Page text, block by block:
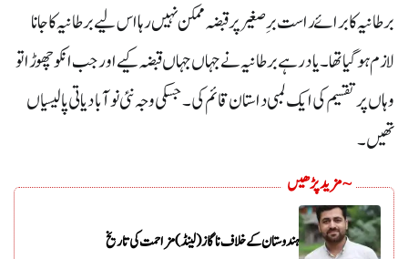
برطانیہ کا برائے راست برِصغیر پر قبضہ ممکن نہیں رہا اس لیے برطانیہ کا جانا
لازم ہوگیا تھا۔ یاد رہے برطانیہ نے جہاں جہاں قبضہ کیے اور جب انکو چھوڑا تو
وہاں پر تقسیم کی ایک لمبی داستان قائم کی۔ جسکی وجہ نئی نوآبادیاتی پالیسیاں
تھیں۔
~ مزید پڑھیں
ہندوستان کے خلاف ناگاز (لینڈ) مزاحمت کی تاریخ